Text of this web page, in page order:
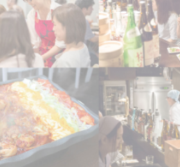
Skip
content